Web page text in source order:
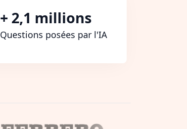
+ 2,1 millions
Questions posées par l'IA